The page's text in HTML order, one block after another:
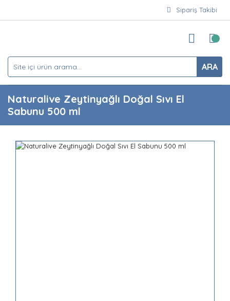
Sipariş Takibi
ARA
Naturalive Zeytinyağlı Doğal Sıvı El
Sabunu 500 ml